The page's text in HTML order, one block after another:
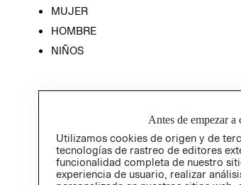
MUJER
HOMBRE
NIÑOS
Antes de empezar a
Utilizamos cookies de origen y de
tecnologías de rastreo de editores
funcionalidad completa de nuestro
experiencia de usuario, realizar